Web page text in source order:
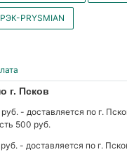
PRYSMIAN
г. Псков
- доставляется по г.
500 руб.
- доставляется по г.